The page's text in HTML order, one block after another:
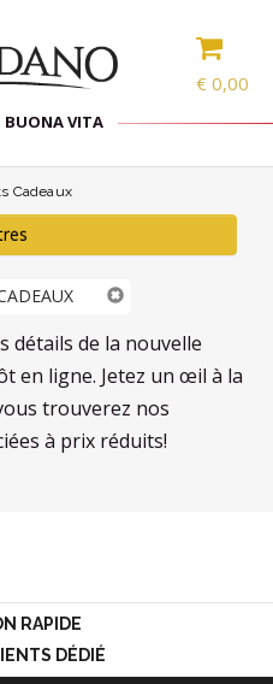
€ 0,00
VITA
Cadeaux
détails de la nouvelle
en ligne. Jetez un œil à la
trouverez nos
à prix réduits!
RAPIDE
DÉDIÉ